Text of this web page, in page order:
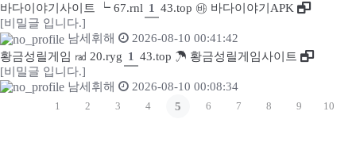
바다이야기사이트 ┕ 67.rnl 1
43.top ㉳ 바다이야기APK
[비밀글 입니다.]
남세휘해
2026-08-10 00:41:42
황금성릴게임 ㎭ 20.ryg 1
43.top ☂ 황금성릴게임사이트
[비밀글 입니다.]
남세휘해
2026-08-10 00:08:34
1 2 3 4 5 6 7 8 9 10